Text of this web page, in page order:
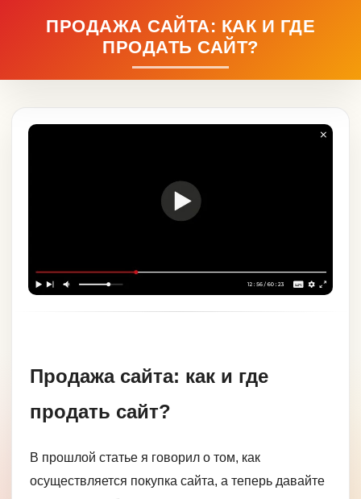
ПРОДАЖА САЙТА: КАК И ГДЕ
ПРОДАТЬ САЙТ?
Продажа сайта: как и где
продать сайт?
В прошлой статье я говорил о том, как
осуществляется покупка сайта, а теперь давайте